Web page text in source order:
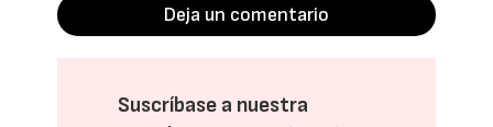
Deja un comentario
Suscríbase a nuestra